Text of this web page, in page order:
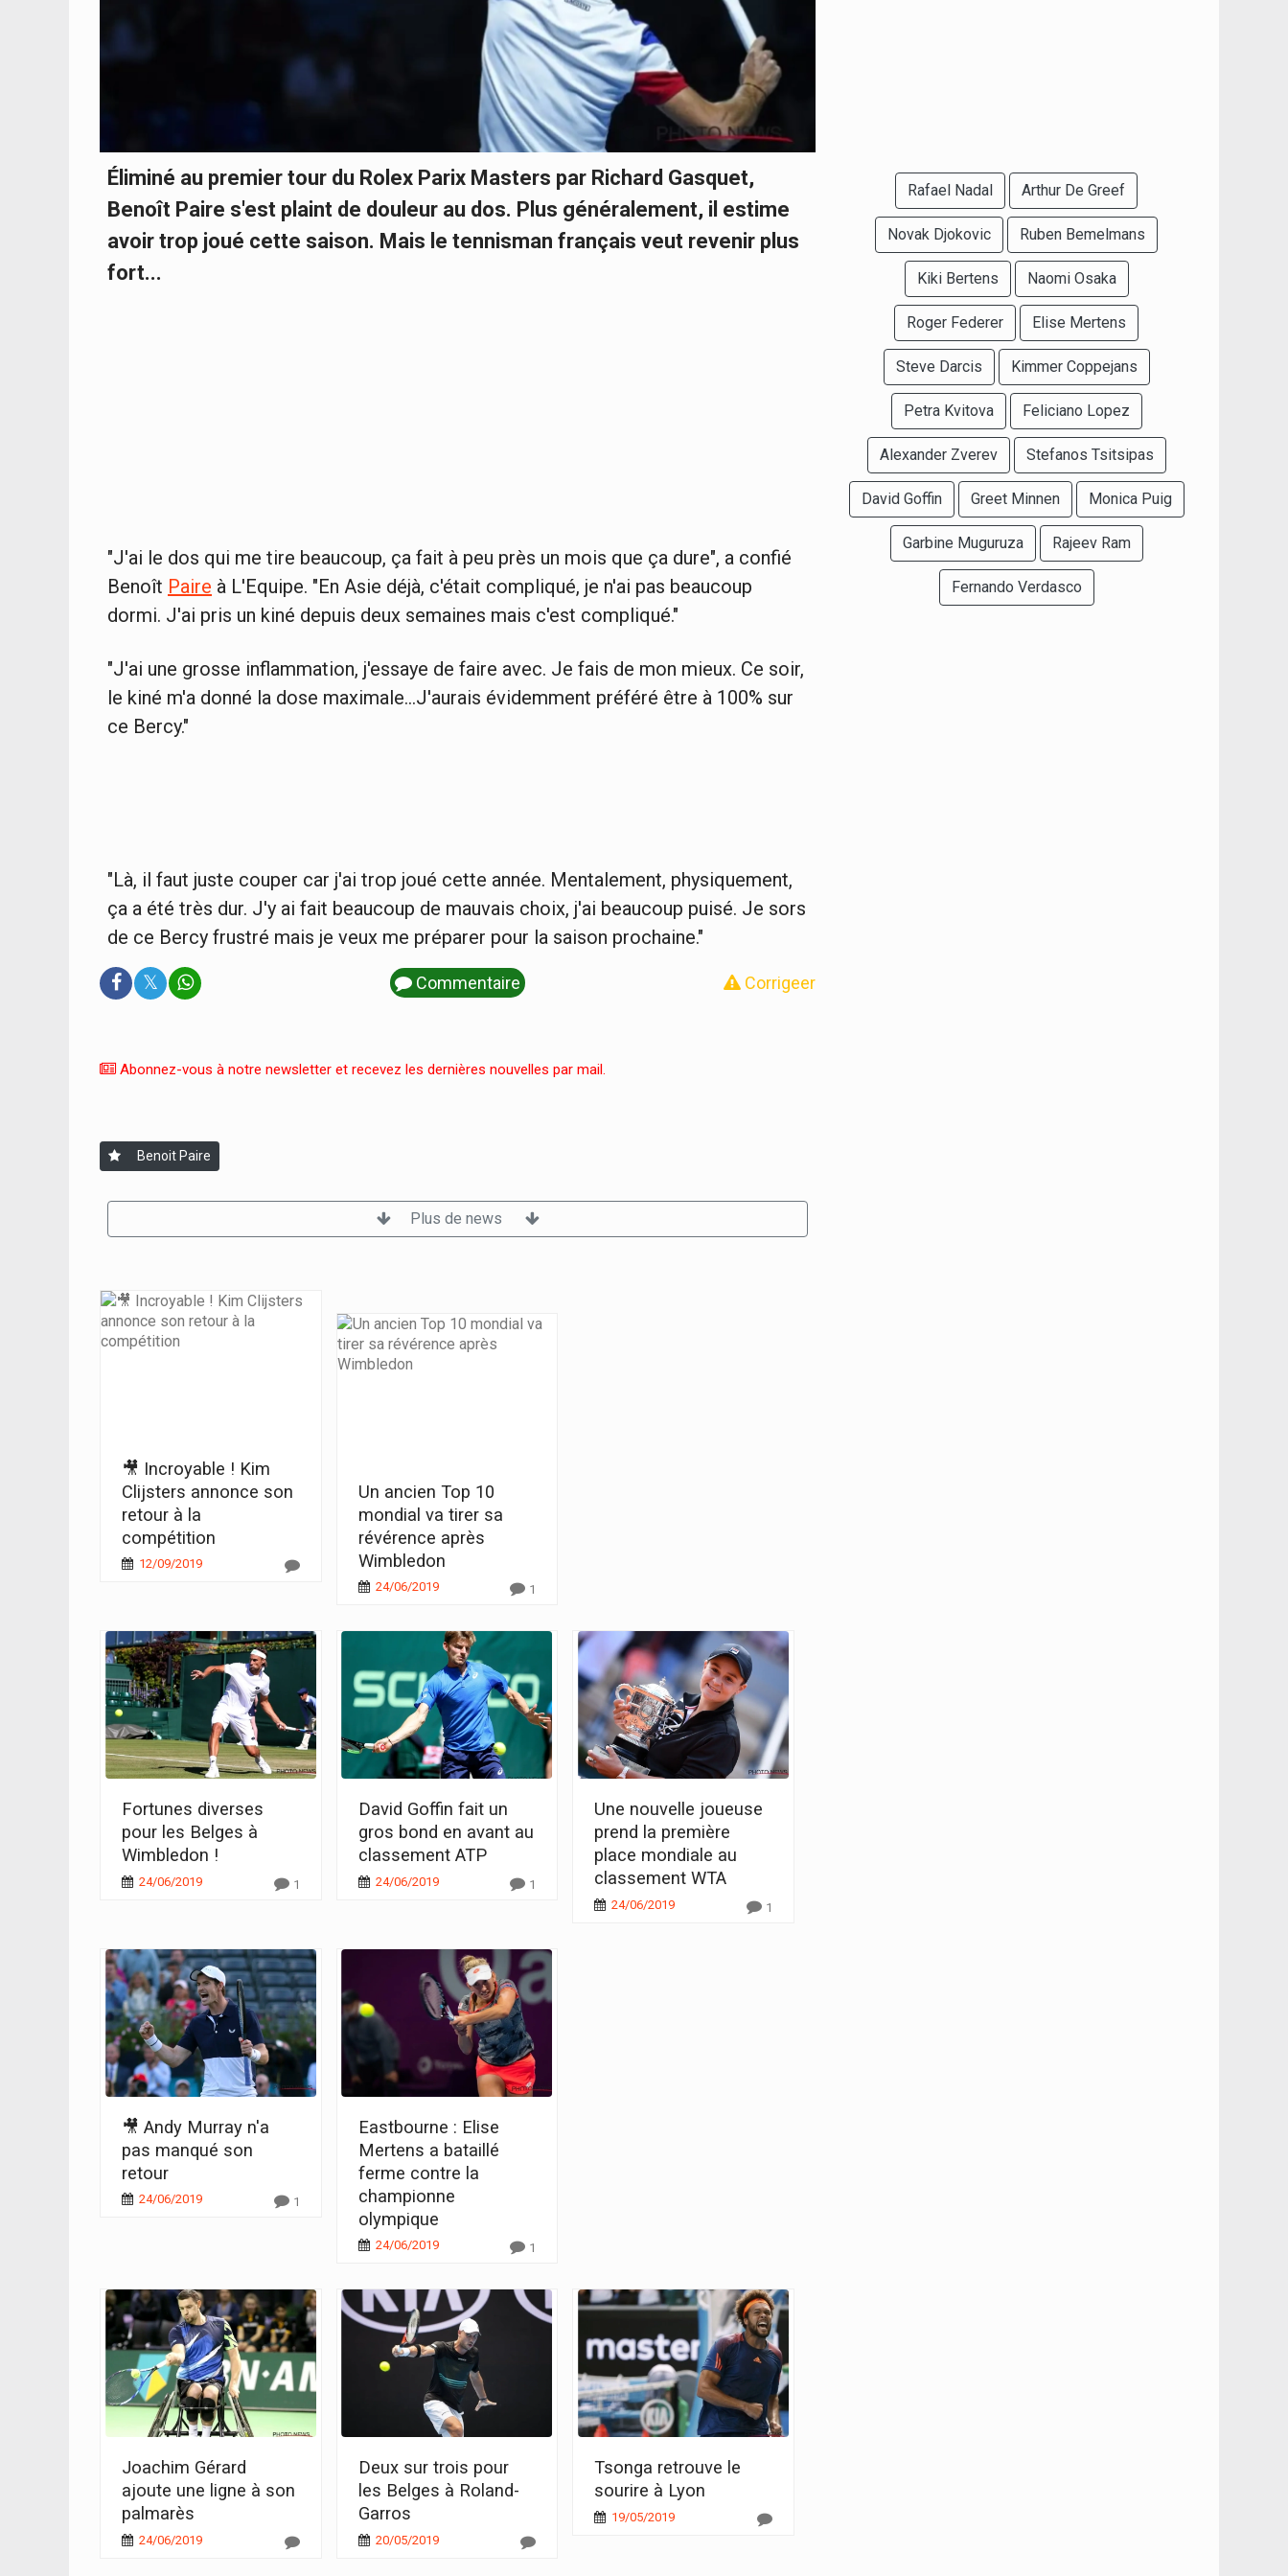
Éliminé au premier tour du Rolex Parix Masters par Richard Gasquet,
Benoît Paire s'est plaint de douleur au dos. Plus généralement, il estime
avoir trop joué cette saison. Mais le tennisman français veut revenir plus
fort...
"J'ai le dos qui me tire beaucoup, ça fait à peu près un mois que ça dure", a confié
Benoît Paire à L'Equipe. "En Asie déjà, c'était compliqué, je n'ai pas beaucoup
dormi. J'ai pris un kiné depuis deux semaines mais c'est compliqué."
"J'ai une grosse inflammation, j'essaye de faire avec. Je fais de mon mieux. Ce soir,
le kiné m'a donné la dose maximale...J'aurais évidemment préféré être à 100% sur
ce Bercy."
"Là, il faut juste couper car j'ai trop joué cette année. Mentalement, physiquement,
ça a été très dur. J'y ai fait beaucoup de mauvais choix, j'ai beaucoup puisé. Je sors
de ce Bercy frustré mais je veux me préparer pour la saison prochaine."
𝕏 Commentaire Corrigeer
Abonnez-vous à notre newsletter et recevez les dernières nouvelles par mail.
Benoit Paire
Plus de news
🎥 Incroyable ! Kim
Clijsters annonce son
retour à la
compétition
12/09/2019
Un ancien Top 10
mondial va tirer sa
révérence après
Wimbledon
24/06/2019 1
Fortunes diverses
pour les Belges à
Wimbledon !
24/06/2019 1
David Goffin fait un
gros bond en avant au
classement ATP
24/06/2019 1
Une nouvelle joueuse
prend la première
place mondiale au
classement WTA
24/06/2019 1
🎥 Andy Murray n'a
pas manqué son
retour
24/06/2019 1
Eastbourne : Elise
Mertens a bataillé
ferme contre la
championne
olympique
24/06/2019 1
Joachim Gérard
ajoute une ligne à son
palmarès
24/06/2019
Deux sur trois pour
les Belges à Roland-
Garros
20/05/2019
Tsonga retrouve le
sourire à Lyon
19/05/2019
Rafael Nadal Arthur De Greef
Novak Djokovic Ruben Bemelmans
Kiki Bertens Naomi Osaka
Roger Federer Elise Mertens
Steve Darcis Kimmer Coppejans
Petra Kvitova Feliciano Lopez
Alexander Zverev Stefanos Tsitsipas
David Goffin Greet Minnen Monica Puig
Garbine Muguruza Rajeev Ram
Fernando Verdasco